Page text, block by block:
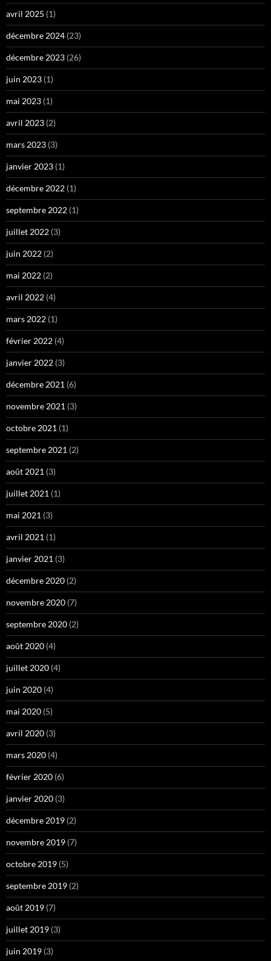
avril 2025 (1)
décembre 2024 (23)
décembre 2023 (26)
juin 2023 (1)
mai 2023 (1)
avril 2023 (2)
mars 2023 (3)
janvier 2023 (1)
décembre 2022 (1)
septembre 2022 (1)
juillet 2022 (3)
juin 2022 (2)
mai 2022 (2)
avril 2022 (4)
mars 2022 (1)
février 2022 (4)
janvier 2022 (3)
décembre 2021 (6)
novembre 2021 (3)
octobre 2021 (1)
septembre 2021 (2)
août 2021 (3)
juillet 2021 (1)
mai 2021 (3)
avril 2021 (1)
janvier 2021 (3)
décembre 2020 (2)
novembre 2020 (7)
septembre 2020 (2)
août 2020 (4)
juillet 2020 (4)
juin 2020 (4)
mai 2020 (5)
avril 2020 (3)
mars 2020 (4)
février 2020 (6)
janvier 2020 (3)
décembre 2019 (2)
novembre 2019 (7)
octobre 2019 (5)
septembre 2019 (2)
août 2019 (7)
juillet 2019 (3)
juin 2019 (3)